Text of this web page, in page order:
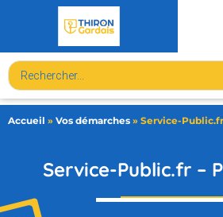
Accueil » Vos démarches » Service-
Service-Public.fr –